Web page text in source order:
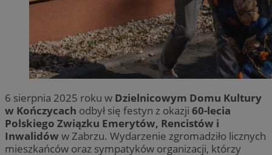
6 sierpnia 2025 roku w Dzielnicowym Domu Kultury
w Kończycach odbył się festyn z okazji 60-lecia
Polskiego Związku Emerytów, Rencistów i
Inwalidów w Zabrzu. Wydarzenie zgromadziło licznych
mieszkańców oraz sympatyków organizacji, którzy